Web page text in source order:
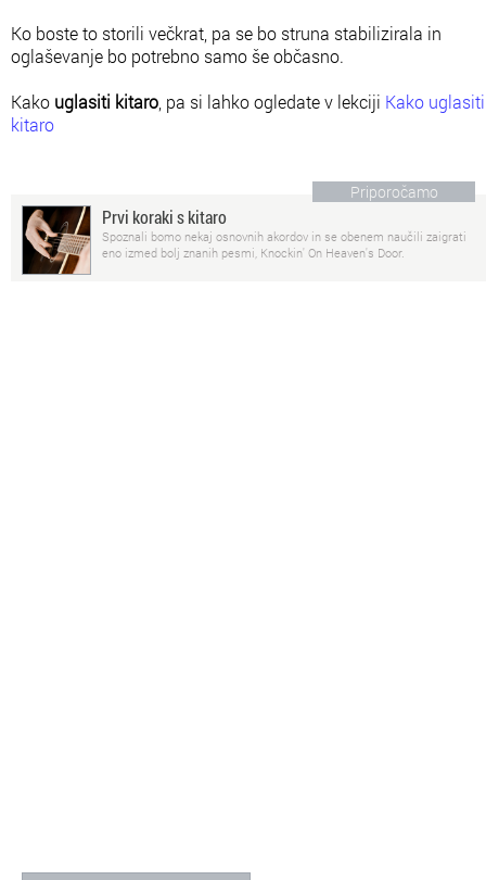
Ko boste to storili večkrat, pa se bo struna stabilizirala in
oglaševanje bo potrebno samo še občasno.
Kako uglasiti kitaro , pa si lahko ogledate v lekciji Kako uglasiti
kitaro
Priporočamo
Prvi koraki s kitaro
Spoznali bomo nekaj osnovnih akordov in se obenem naučili zaigrati
eno izmed bolj znanih pesmi, Knockin' On Heaven's Door.